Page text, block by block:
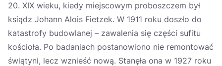
20. XIX wieku, kiedy miejscowym proboszczem był
ksiądz Johann Alois Fietzek. W 1911 roku doszło do
katastrofy budowlanej – zawalenia się części sufitu
kościoła. Po badaniach postanowiono nie remontować
świątyni, lecz wznieść nową. Stanęła ona w 1927 roku